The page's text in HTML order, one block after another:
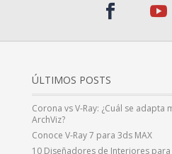
ÚLTIMOS POSTS
Corona vs V-Ray: ¿Cuál se
ArchViz?
Conoce V-Ray 7 para 3ds MAX
10 Diseñadores de Interiores para